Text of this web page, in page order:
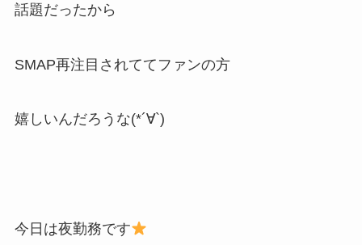
話題だったから
SMAP再注目されててファンの方
嬉しいんだろうな(*´∀`)
今日は夜勤務です